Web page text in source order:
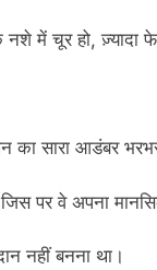
में चूर हो, ज़्यादा
सारा आडंबर
जिस पर वे अपना
नहीं बनना था।